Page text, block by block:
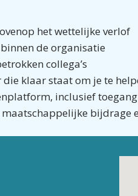
het wettelijke verlof
de organisatie
collega’s
klaar staat om je te
inclusief
bijdrage